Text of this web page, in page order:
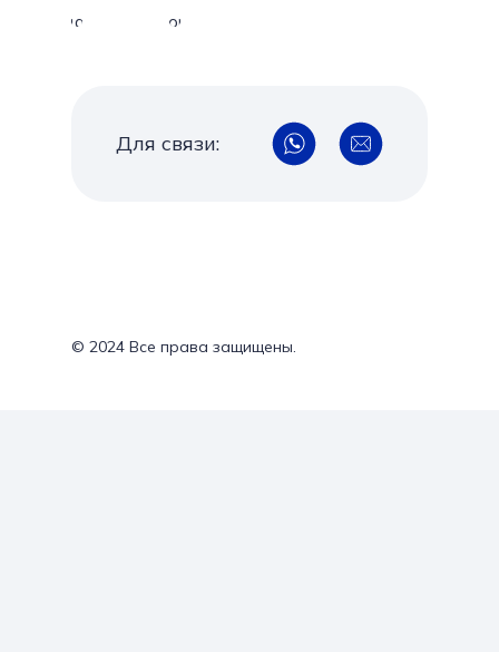
© 2024 Все права защищены.
Издания Персоналии
Для связи: